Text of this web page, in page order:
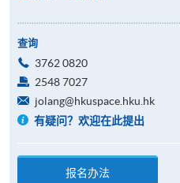
查询
3762 0820
2548 7027
jolang@hkuspace.hku.hk
有疑问？欢迎在此提出
报名办法